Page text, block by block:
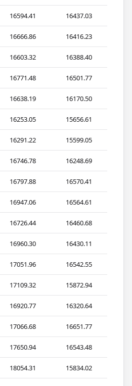
16594.41 16437.03
16666.86 16416.23
16603.32 16388.40
16771.48 16501.77
16638.19 16170.50
16253.05 15656.61
16291.22 15599.05
16746.78 16248.69
16797.88 16570.41
16947.06 16564.61
16726.44 16460.68
16960.30 16430.11
17051.96 16542.55
17109.32 15872.94
16920.77 16320.64
17066.68 16651.77
17650.94 16543.48
18054.31 15834.02